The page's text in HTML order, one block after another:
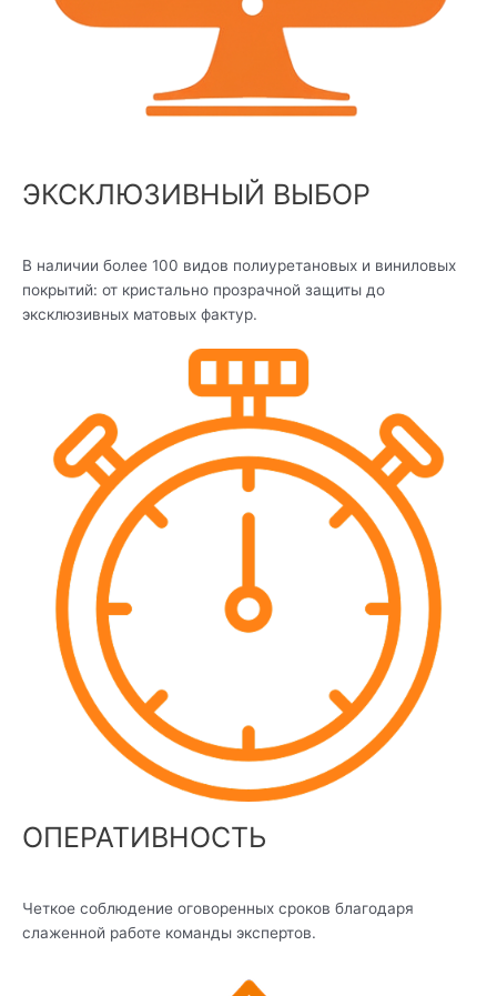
ЭКСКЛЮЗИВНЫЙ ВЫБОР
В наличии более 100 видов полиуретановых и виниловых
покрытий: от кристально прозрачной защиты до
эксклюзивных матовых фактур.
ОПЕРАТИВНОСТЬ
Четкое соблюдение оговоренных сроков благодаря
слаженной работе команды экспертов.